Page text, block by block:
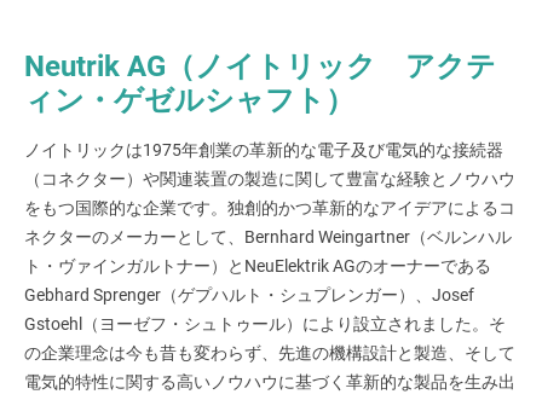
Neutrik AG（ノイトリック アクテ
ィン・ゲゼルシャフト）
ノイトリックは1975年創業の革新的な電子及び電気的な接続器
（コネクター）や関連装置の製造に関して豊富な経験とノウハウ
をもつ国際的な企業です。独創的かつ革新的なアイデアによるコ
ネクターのメーカーとして、Bernhard Weingartner（ベルンハル
ト・ヴァインガルトナー）とNeuElektrik AGのオーナーである
Gebhard Sprenger（ゲプハルト・シュプレンガー）、Josef
Gstoehl（ヨーゼフ・シュトゥール）により設立されました。そ
の企業理念は今も昔も変わらず、先進の機構設計と製造、そして
電気的特性に関する高いノウハウに基づく革新的な製品を生み出